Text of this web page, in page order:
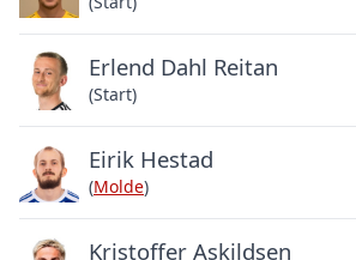
Erlend Dahl Reitan
(Start)
Eirik Hestad
(Molde)
Kristoffer Askildsen